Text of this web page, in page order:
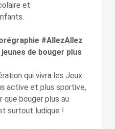
et
#AllezAllez
de bouger plus
qui vivra les Jeux
active et plus sportive,
que bouger plus au
surtout ludique !